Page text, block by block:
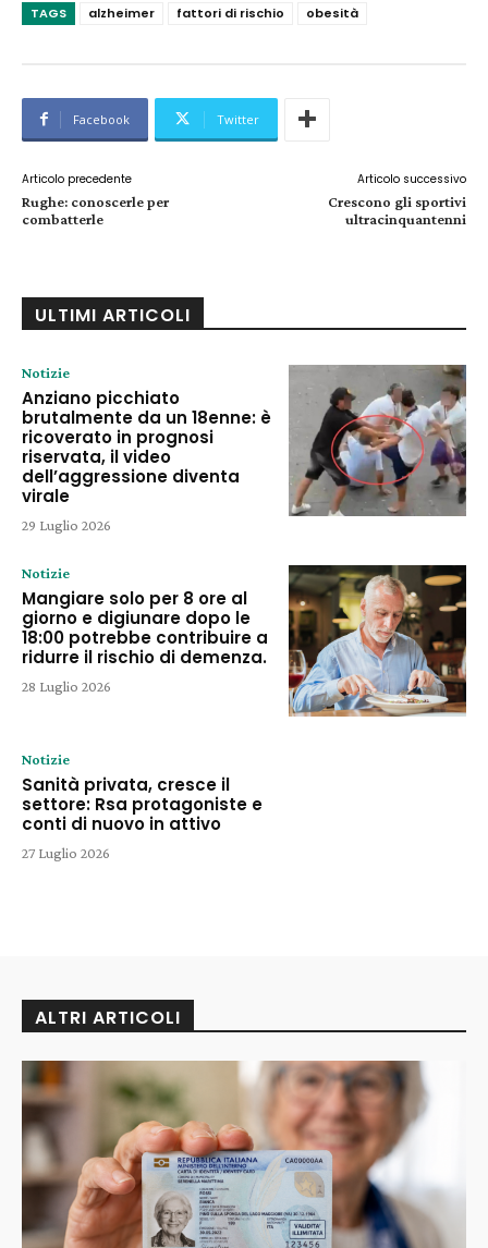
TAGS alzheimer fattori di rischio obesità
Facebook Twitter
Articolo precedente
Rughe: conoscerle per
combatterle
Articolo successivo
Crescono gli sportivi
ultracinquantenni
ULTIMI ARTICOLI
Notizie
Anziano picchiato
brutalmente da un 18enne: è
ricoverato in prognosi
riservata, il video
dell’aggressione diventa
virale
29 Luglio 2026
Notizie
Mangiare solo per 8 ore al
giorno e digiunare dopo le
18:00 potrebbe contribuire a
ridurre il rischio di demenza.
28 Luglio 2026
Notizie
Sanità privata, cresce il
settore: Rsa protagoniste e
conti di nuovo in attivo
27 Luglio 2026
ALTRI ARTICOLI